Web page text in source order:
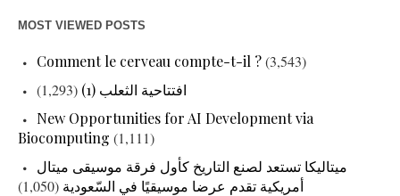
MOST VIEWED POSTS
Comment le cerveau compte-t-il ?(3,543)
افتتاحية الثعلب (1)
(1,293)
New Opportunities for AI Development via
Biocomputing (1,111)
ميتاليكا تستعد لصنع التاريخ كأول فرقة موسيقى ميتال
أمريكية تقدم عرضا موسيقيًا في السّعودية (1,050)